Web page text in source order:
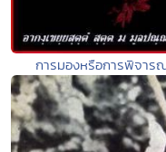
การมองหรือการพิจาร